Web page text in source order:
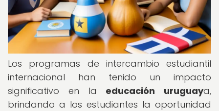
Los programas de intercambio estudiantil
internacional han tenido un impacto
significativo en la educación uruguaya,
brindando a los estudiantes la oportunidad